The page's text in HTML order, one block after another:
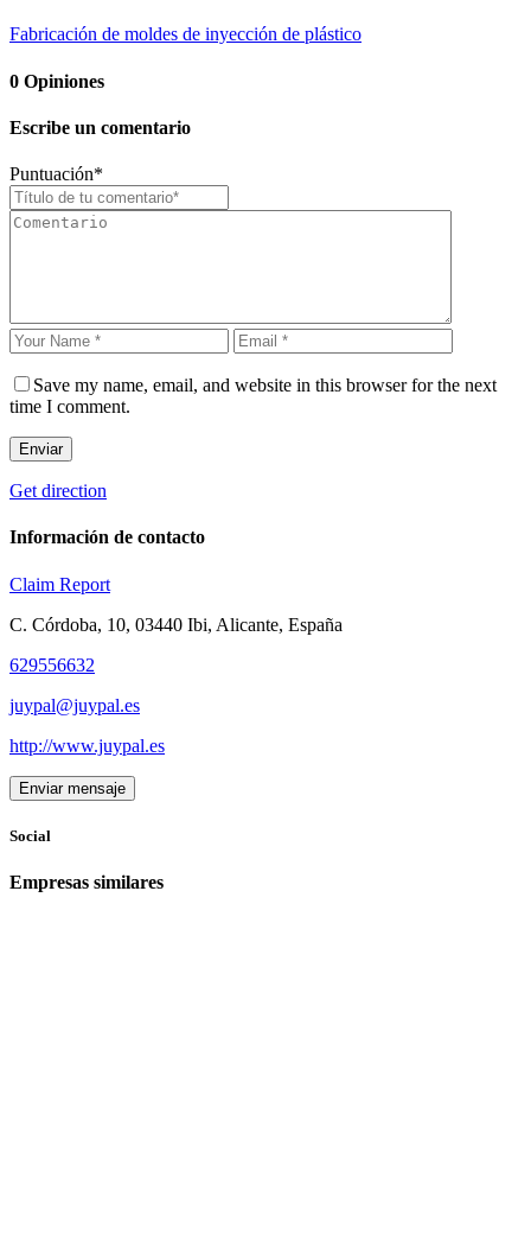
Fabricación de moldes de inyección de plástico
0 Opiniones
Escribe un comentario
Puntuación*
Save my name, email, and website in this browser for the next
time I comment.
Enviar
Get direction
Información de contacto
Claim Report
C. Córdoba, 10, 03440 Ibi, Alicante, España
629556632
juypal@juypal.es
http://www.juypal.es
Enviar mensaje
Social
Empresas similares